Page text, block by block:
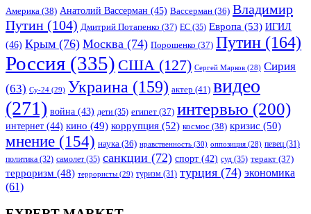
Америка (38) Анатолий Вассерман (45) Вассерман (36) Владимир
Путин (104) Дмитрий Потапенко (37) ЕС (35) Европа (53) ИГИЛ
(46) Крым (76) Москва (74) Порошенко (37) Путин (164)
Россия (335) США (127) Сергей Марков (28) Сирия
(63) Су-24 (29) Украина (159) актер (41) видео
(271) война (43) дети (35) египет (37) интервью (200)
интернет (44) кино (49) коррупция (52) космос (38) кризис (50)
мнение (154) наука (36) нравственность (30) оппозиция (28) певец (31)
политика (32) самолет (35) санкции (72) спорт (42) суд (35) теракт (37)
терроризм (48) террористы (29) туризм (31) турция (74) экономика
(61)